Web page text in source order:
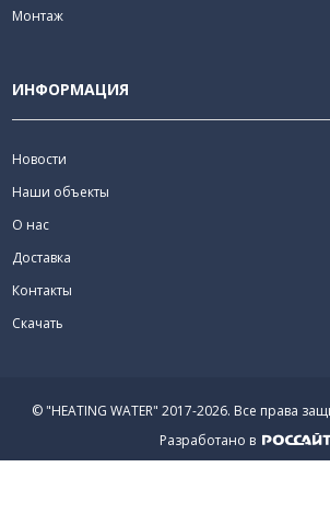
Монтаж
ИНФОРМАЦИЯ
Новости
Наши объекты
О нас
Доставка
Контакты
Скачать
© "HEATING WATER" 2017-2026. Все права
Разработано в